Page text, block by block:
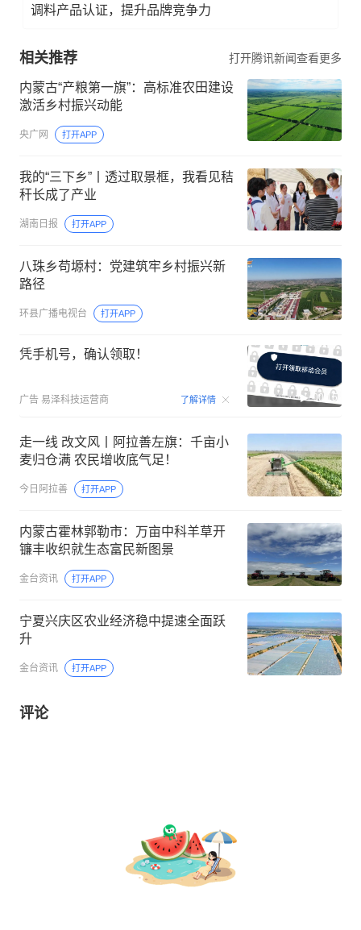
调料产品认证，提升品牌竞争力
相关推荐 打开腾讯新闻查看更多
内蒙古“产粮第一旗”：高标准农田建设
激活乡村振兴动能
央广网 打开APP
我的“三下乡”丨透过取景框，我看见秸
秆长成了产业
湖南日报 打开APP
八珠乡苟塬村：党建筑牢乡村振兴新
路径
环县广播电视台 打开APP
凭手机号，确认领取！
广告 易泽科技运营商 了解详情 00:15
走一线 改文风丨阿拉善左旗：千亩小
麦归仓满 农民增收底气足！
今日阿拉善 打开APP
内蒙古霍林郭勒市：万亩中科羊草开
镰丰收织就生态富民新图景
金台资讯 打开APP
宁夏兴庆区农业经济稳中提速全面跃
升
金台资讯 打开APP
评论